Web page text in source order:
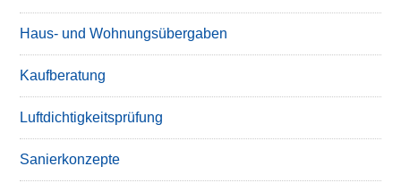
Haus- und Wohnungsübergaben
Kaufberatung
Luftdichtigkeitsprüfung
Sanierkonzepte